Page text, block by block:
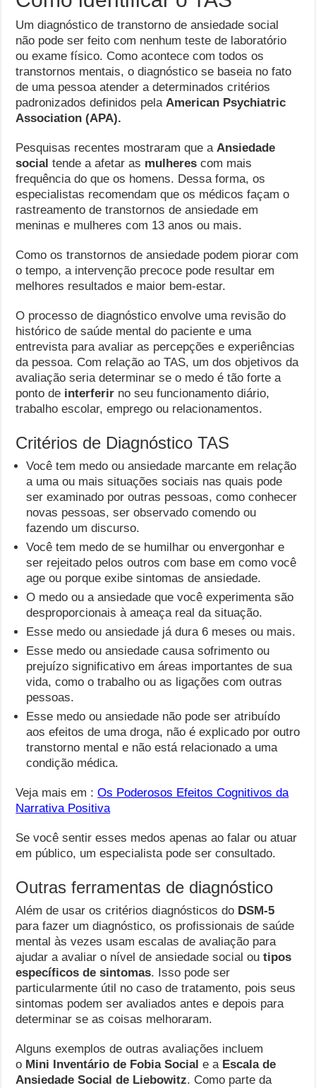
Um diagnóstico de transtorno de ansiedade social
não pode ser feito com nenhum teste de laboratório
ou exame físico. Como acontece com todos os
transtornos mentais, o diagnóstico se baseia no fato
de uma pessoa atender a determinados critérios
padronizados definidos pelaAmerican Psychiatric
Association (APA).
Pesquisas recentes mostraram que aAnsiedade
social tende a afetar as mulherescom mais
frequência do que os homens. Dessa forma, os
especialistas recomendam que os médicos façam o
rastreamento de transtornos de ansiedade em
meninas e mulheres com 13 anos ou mais.
Como os transtornos de ansiedade podem piorar com
o tempo, a intervenção precoce pode resultar em
melhores resultados e maior bem-estar.
O processo de diagnóstico envolve uma revisão do
histórico de saúde mental do paciente e uma
entrevista para avaliar as percepções e experiências
da pessoa. Com relação ao TAS, um dos objetivos da
avaliação seria determinar se o medo é tão forte a
ponto de interferir no seu funcionamento diário,
trabalho escolar, emprego ou relacionamentos.
Critérios de Diagnóstico TAS
Você tem medo ou ansiedade marcante em relação
a uma ou mais situações sociais nas quais pode
ser examinado por outras pessoas, como conhecer
novas pessoas, ser observado comendo ou
fazendo um discurso.
Você tem medo de se humilhar ou envergonhar e
ser rejeitado pelos outros com base em como você
age ou porque exibe sintomas de ansiedade.
O medo ou a ansiedade que você experimenta são
desproporcionais à ameaça real da situação.
Esse medo ou ansiedade já dura 6 meses ou mais.
Esse medo ou ansiedade causa sofrimento ou
prejuízo significativo em áreas importantes de sua
vida, como o trabalho ou as ligações com outras
pessoas.
Esse medo ou ansiedade não pode ser atribuído
aos efeitos de uma droga, não é explicado por outro
transtorno mental e não está relacionado a uma
condição médica.
Veja mais em :Os Poderosos Efeitos Cognitivos da
Narrativa Positiva
Se você sentir esses medos apenas ao falar ou atuar
em público, um especialista pode ser consultado.
Outras ferramentas de diagnóstico
Além de usar os critérios diagnósticos do DSM-5
para fazer um diagnóstico, os profissionais de saúde
mental às vezes usam escalas de avaliação para
ajudar a avaliar o nível de ansiedade social outipos
específicos de sintomas. Isso pode ser
particularmente útil no caso de tratamento, pois seus
sintomas podem ser avaliados antes e depois para
determinar se as coisas melhoraram.
Alguns exemplos de outras avaliações incluem
o Mini Inventário de Fobia Social e a Escala de
Ansiedade Social de Liebowitz. Como parte da